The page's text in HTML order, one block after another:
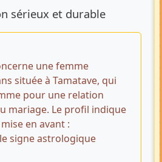
sérieux et durable
une femme
située à Tamatave, qui
pour une relation
mariage. Le profil indique
en avant :
signe astrologique